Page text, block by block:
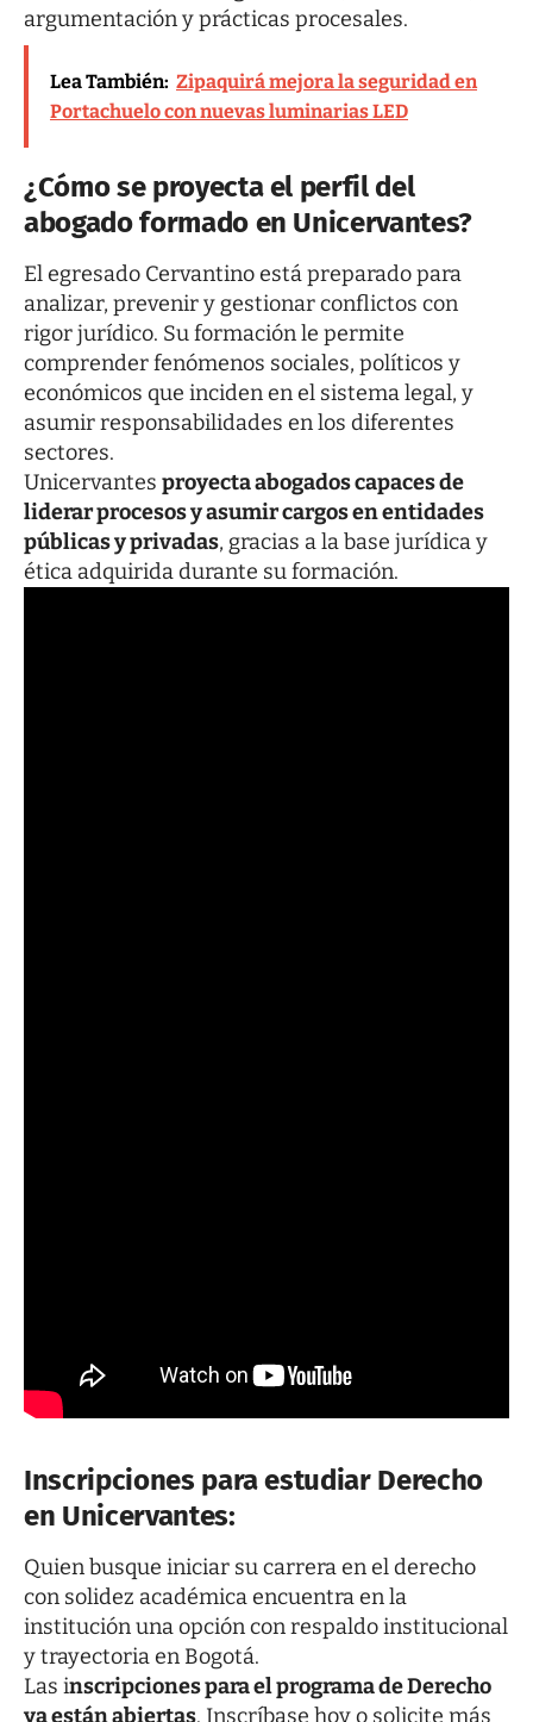
argumentación y prácticas procesales.
Lea También: Zipaquirá mejora la seguridad en
Portachuelo con nuevas luminarias LED
¿Cómo se proyecta el perfil del
abogado formado en Unicervantes?
El egresado Cervantino está preparado para
analizar, prevenir y gestionar conflictos con
rigor jurídico. Su formación le permite
comprender fenómenos sociales, políticos y
económicos que inciden en el sistema legal, y
asumir responsabilidades en los diferentes
sectores.
Unicervantes proyecta abogados capaces de
liderar procesos y asumir cargos en entidades
públicas y privadas, gracias a la base jurídica y
ética adquirida durante su formación.
Inscripciones para estudiar Derecho
en Unicervantes:
Quien busque iniciar su carrera en el derecho
con solidez académica encuentra en la
institución una opción con respaldo institucional
y trayectoria en Bogotá.
Las inscripciones para el programa de Derecho
ya están abiertas. Inscríbase hoy o solicite más